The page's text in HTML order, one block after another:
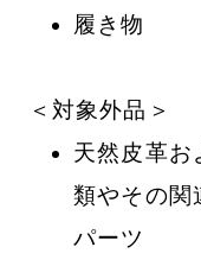
履き物
＜対象外品＞
天然皮革お
類やその関
パーツ